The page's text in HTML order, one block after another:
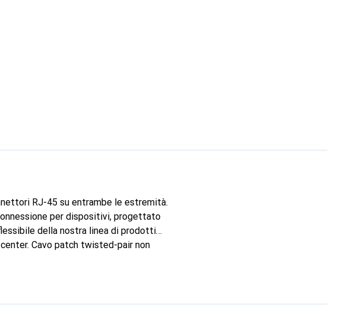
RJ-45 su entrambe le estremità.
per dispositivi, progettato
della nostra linea di prodotti
Cavo patch twisted-pair non
dei contatti: 1:1 secondo